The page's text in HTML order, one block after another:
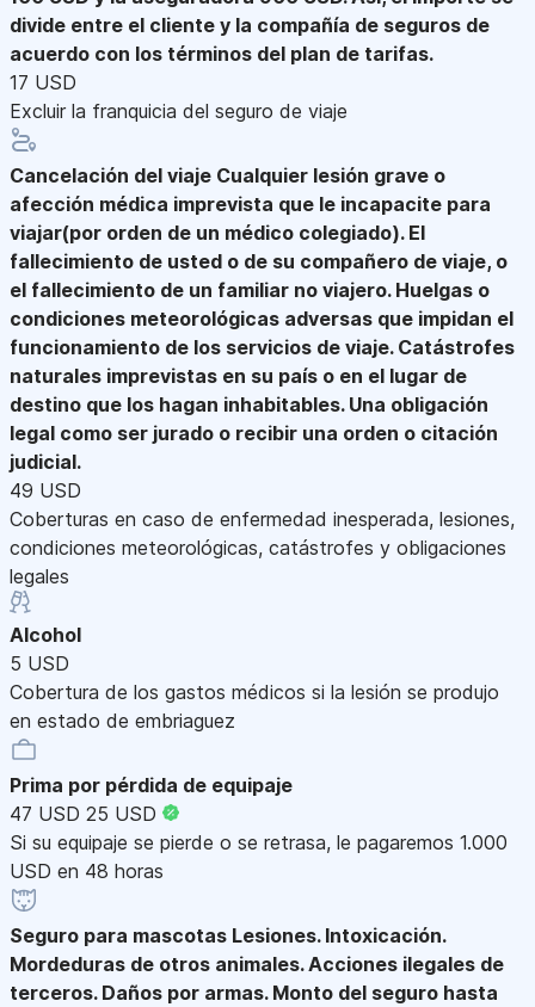
divide entre el cliente y la compañía de seguros de
acuerdo con los términos del plan de tarifas.
17 USD
Excluir la franquicia del seguro de viaje
Cancelación del viaje Cualquier lesión grave o
afección médica imprevista que le incapacite para
viajar(por orden de un médico colegiado). El
fallecimiento de usted o de su compañero de viaje, o
el fallecimiento de un familiar no viajero. Huelgas o
condiciones meteorológicas adversas que impidan el
funcionamiento de los servicios de viaje. Catástrofes
naturales imprevistas en su país o en el lugar de
destino que los hagan inhabitables. Una obligación
legal como ser jurado o recibir una orden o citación
judicial.
49 USD
Coberturas en caso de enfermedad inesperada, lesiones,
condiciones meteorológicas, catástrofes y obligaciones
legales
Alcohol
5 USD
Cobertura de los gastos médicos si la lesión se produjo
en estado de embriaguez
Prima por pérdida de equipaje
47 USD 25 USD
Si su equipaje se pierde o se retrasa, le pagaremos 1.000
USD en 48 horas
Seguro para mascotas Lesiones. Intoxicación.
Mordeduras de otros animales. Acciones ilegales de
terceros. Daños por armas. Monto del seguro hasta